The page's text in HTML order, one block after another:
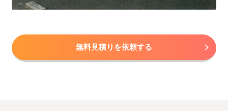
無料見積りを依頼する